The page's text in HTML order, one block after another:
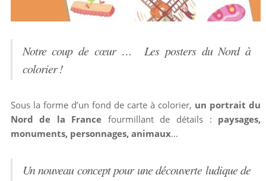
Notre coup de cœur … Les posters du Nord à
colorier !
Sous la forme d’un fond de carte à colorier, un portrait du
Nord de la France fourmillant de détails : paysages,
monuments, personnages, animaux…
Un nouveau concept pour une découverte ludique de